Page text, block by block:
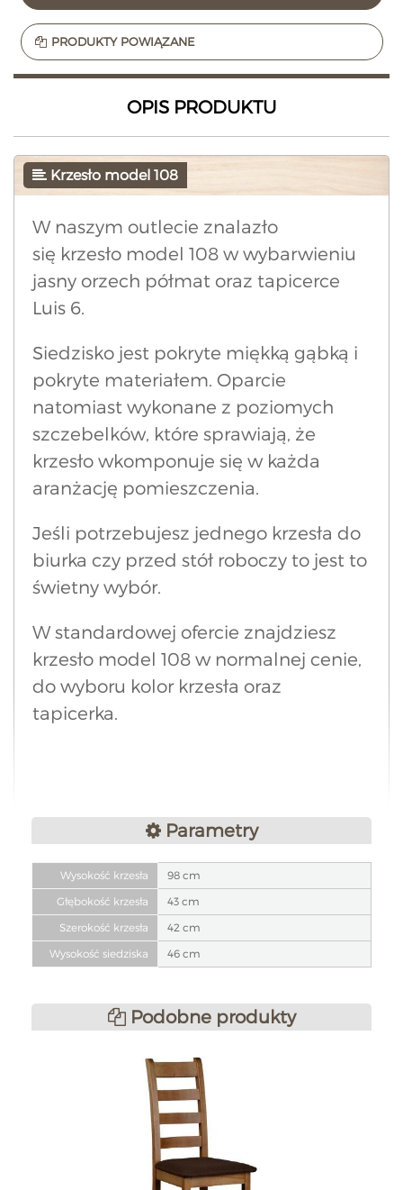
PRODUKTY POWIĄZANE
OPIS PRODUKTU
Krzesło model 108
W naszym outlecie znalazło
się krzesło model 108 w wybarwieniu
jasny orzech półmat oraz tapicerce
Luis 6.
Siedzisko jest pokryte miękką gąbką i
pokryte materiałem. Oparcie
natomiast wykonane z poziomych
szczebelków, które sprawiają, że
krzesło wkomponuje się w każda
aranżację pomieszczenia.
Jeśli potrzebujesz jednego krzesła do
biurka czy przed stół roboczy to jest to
świetny wybór.
W standardowej ofercie znajdziesz
krzesło model 108 w normalnej cenie,
do wyboru kolor krzesła oraz
tapicerka.
Parametry
Wysokość krzesła
98 cm
Głębokość krzesła
43 cm
Szerokość krzesła
42 cm
Wysokość siedziska
46 cm
Podobne produkty